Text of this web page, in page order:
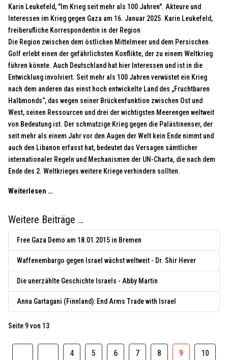
Karin Leukefeld, "Im Krieg seit mehr als 100 Jahren". Akteure und
Interessen im Krieg gegen Gaza am 16. Januar 2025. Karin Leukefeld,
freiberufliche Korrespondentin in der Region
Die Region zwischen dem östlichen Mittelmeer und dem Persischen
Golf erlebt einen der gefährlichsten Konflikte, der zu einem Weltkrieg
führen könnte. Auch Deutschland hat hier Interessen und ist in die
Entwicklung involviert. Seit mehr als 100 Jahren verwüstet ein Krieg
nach dem anderen das einst hoch entwickelte Land des „Fruchtbaren
Halbmonds“, das wegen seiner Brückenfunktion zwischen Ost und
West, seinen Ressourcen und drei der wichtigsten Meerengen weltweit
von Bedeutung ist. Der schmutzige Krieg gegen die Palästinenser, der
seit mehr als einem Jahr vor den Augen der Welt kein Ende nimmt und
auch den Libanon erfasst hat, bedeutet das Versagen sämtlicher
internationaler Regeln und Mechanismen der UN-Charta, die nach dem
Ende des 2. Weltkrieges weitere Kriege verhindern sollten.
Weiterlesen …
Weitere Beiträge …
Free Gaza Demo am 18.01.2015 in Bremen
Waffenembargo gegen Israel wächst weltweit - Dr. Shir Hever
Die unerzählte Geschichte Israels - Abby Martin
Anna Gartagani (Finnland): End Arms Trade with Israel
Seite 9 von 13
4 5 6 7 8 9 10